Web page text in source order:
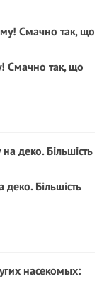
Смачно так, що
Більшість